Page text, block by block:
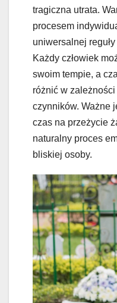
tragiczna utrata.
procesem
uniwersalnej
Każdy człowiek
swoim tempie, a
różnić w
czynników. Ważne
czas na przeżycie
naturalny proces
bliskiej osoby.